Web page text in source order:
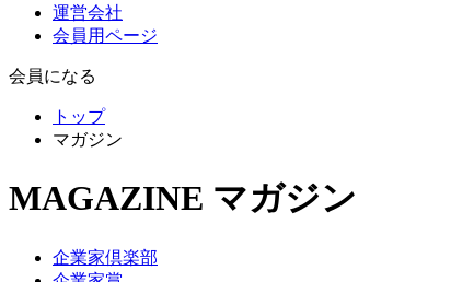
運営会社
会員用ページ
会員になる
トップ
マガジン
MAGAZINE マガジン
企業家倶楽部